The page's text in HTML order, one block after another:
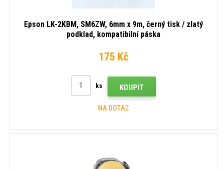
Epson LK-2KBM, SM6ZW, 6mm x 9m, černý tisk / zlatý
podklad, kompatibilní páska
175 Kč
ks KOUPIT
NA DOTAZ